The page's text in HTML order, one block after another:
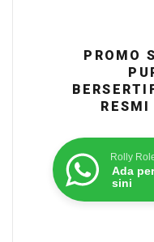
PROMO
RESMI
Rolly
Ada
sini